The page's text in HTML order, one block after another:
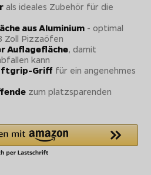
als ideales Zubehör für die
aus Aluminium - optimal
Zoll Pizzaöfen
Auflagefläche, damit
kann
Griff für ein angenehmes
zum platzsparenden